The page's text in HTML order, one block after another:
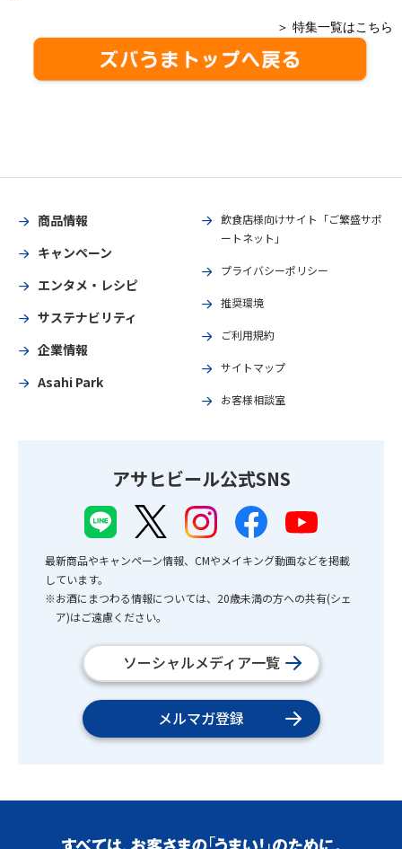
＞ 特集一覧はこちら
商品情報
キャンペーン
エンタメ・レシピ
サステナビリティ
企業情報
Asahi Park
飲食店様向けサイト「ご繁盛サポ
ートネット」
プライバシーポリシー
推奨環境
ご利用規約
サイトマップ
お客様相談室
アサヒビール公式SNS
最新商品やキャンペーン情報、CMやメイキング動画などを掲載
しています。
※お酒にまつわる情報については、20歳未満の方への共有(シェ
ア)はご遠慮ください。
ソーシャルメディア一覧
メルマガ登録